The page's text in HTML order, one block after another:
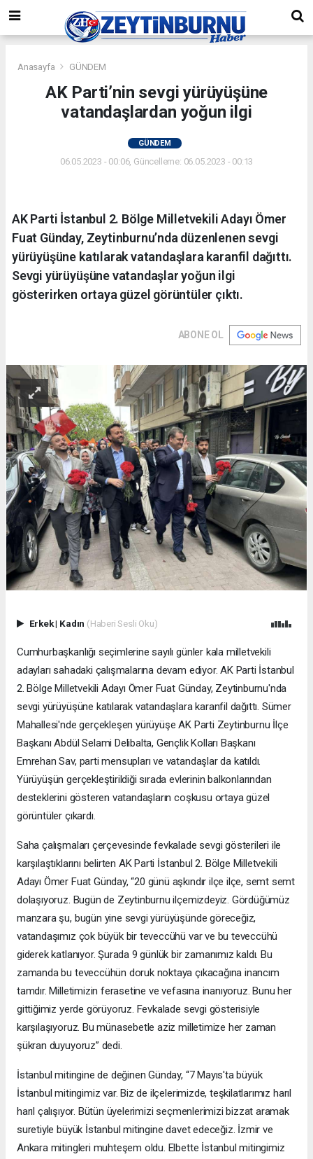
Anasayfa GÜNDEM
AK Parti’nin sevgi yürüyüşüne
vatandaşlardan yoğun ilgi
GÜNDEM
06.05.2023 - 00:06, Güncelleme: 06.05.2023 - 00:13
AK Parti İstanbul 2. Bölge Milletvekili Adayı Ömer
Fuat Günday, Zeytinburnu’nda düzenlenen sevgi
yürüyüşüne katılarak vatandaşlara karanfil dağıttı.
Sevgi yürüyüşüne vatandaşlar yoğun ilgi
gösterirken ortaya güzel görüntüler çıktı.
ABONE OL
Erkek| Kadın (Haberi Sesli Oku)
Cumhurbaşkanlığı seçimlerine sayılı günler kala milletvekili
adayları sahadaki çalışmalarına devam ediyor. AK Parti İstanbul
2. Bölge Milletvekili Adayı Ömer Fuat Günday, Zeytinburnu'nda
sevgi yürüyüşüne katılarak vatandaşlara karanfil dağıttı. Sümer
Mahallesi'nde gerçekleşen yürüyüşe AK Parti Zeytinburnu İlçe
Başkanı Abdül Selami Delibalta, Gençlik Kolları Başkanı
Emrehan Sav, parti mensupları ve vatandaşlar da katıldı.
Yürüyüşün gerçekleştirildiği sırada evlerinin balkonlarından
desteklerini gösteren vatandaşların coşkusu ortaya güzel
görüntüler çıkardı.
Saha çalışmaları çerçevesinde fevkalade sevgi gösterileri ile
karşılaştıklarını belirten AK Parti İstanbul 2. Bölge Milletvekili
Adayı Ömer Fuat Günday, “20 günü aşkındır ilçe ilçe, semt semt
dolaşıyoruz. Bugün de Zeytinburnu ilçemizdeyiz. Gördüğümüz
manzara şu, bugün yine sevgi yürüyüşünde göreceğiz,
vatandaşımız çok büyük bir teveccühü var ve bu teveccühü
giderek katlanıyor. Şurada 9 günlük bir zamanımız kaldı. Bu
zamanda bu teveccühün doruk noktaya çıkacağına inancım
tamdır. Milletimizin ferasetine ve vefasına inanıyoruz. Bunu her
gittiğimiz yerde görüyoruz. Fevkalade sevgi gösterisiyle
karşılaşıyoruz. Bu münasebetle aziz milletimize her zaman
şükran duyuyoruz” dedi.
İstanbul mitingine de değinen Günday, “7 Mayıs'ta büyük
İstanbul mitingimiz var. Biz de ilçelerimizde, teşkilatlarımız harıl
harıl çalışıyor. Bütün üyelerimizi seçmenlerimizi bizzat aramak
suretiyle büyük İstanbul mitingine davet edeceğiz. İzmir ve
Ankara mitingleri muhteşem oldu. Elbette İstanbul mitingimiz